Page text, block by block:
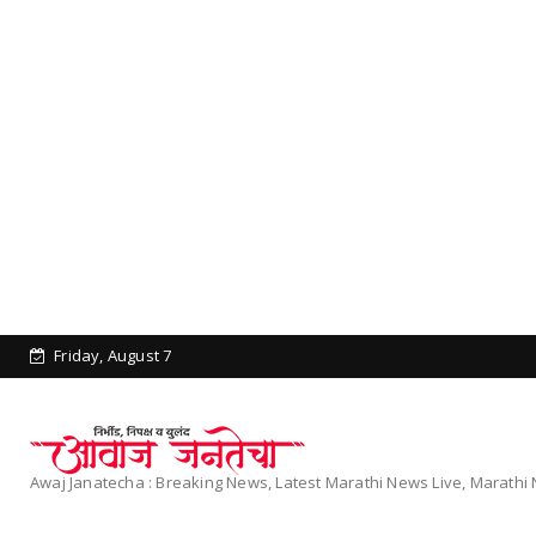
Friday, August 7
Awaj Janatecha : Breaking News, Latest Marathi News Live, Marathi